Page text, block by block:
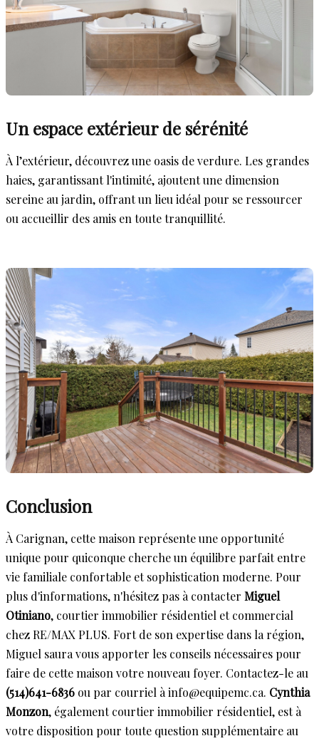
Un espace extérieur de sérénité
À l’extérieur, découvrez une oasis de verdure. Les grandes
haies, garantissant l'intimité, ajoutent une dimension
sereine au jardin, offrant un lieu idéal pour se ressourcer
ou accueillir des amis en toute tranquillité.
Conclusion
À Carignan, cette maison représente une opportunité
unique pour quiconque cherche un équilibre parfait entre
vie familiale confortable et sophistication moderne. Pour
plus d'informations, n'hésitez pas à contacter Miguel
Otiniano, courtier immobilier résidentiel et commercial
chez RE/MAX PLUS. Fort de son expertise dans la région,
Miguel saura vous apporter les conseils nécessaires pour
faire de cette maison votre nouveau foyer. Contactez-le au
(514)641-6836 ou par courriel à info@equipemc.ca. Cynthia
Monzon, également courtier immobilier résidentiel, est à
votre disposition pour toute question supplémentaire au